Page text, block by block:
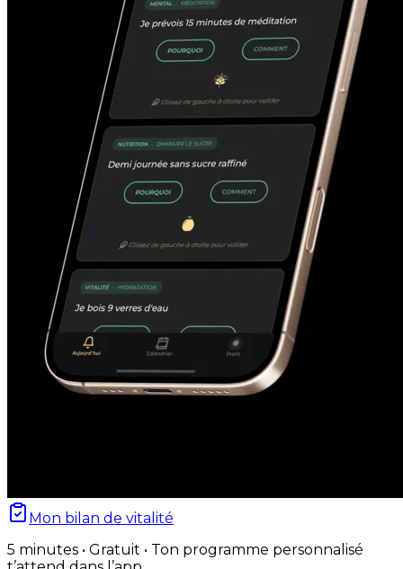
Mon bilan de vitalité
5 minutes • Gratuit • Ton programme personnalisé